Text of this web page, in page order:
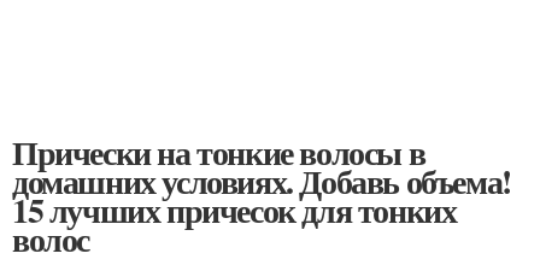
Прически на тонкие волосы в
домашних условиях. Добавь объема!
15 лучших причесок для тонких
волос